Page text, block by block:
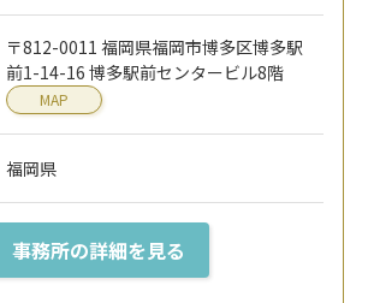
〒812-0011 福岡県福岡市博多区博多駅
前1-14-16 博多駅前センタービル8階
MAP
福岡県
事務所の詳細を見る